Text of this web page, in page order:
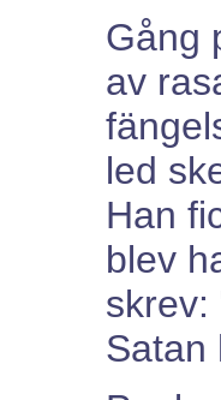
Gång
av
led
Han
blev
skrev:
Satan